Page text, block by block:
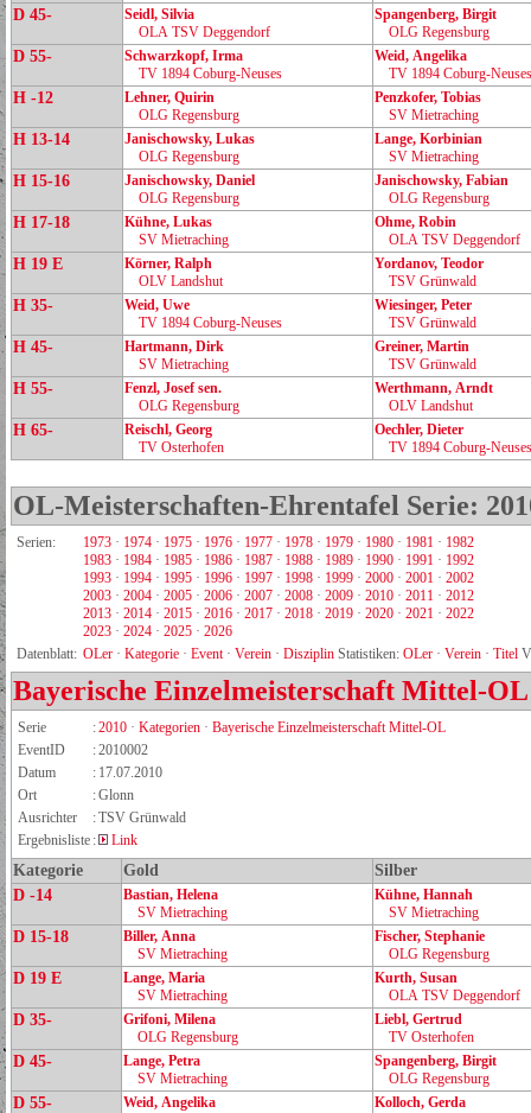
D 45-
Seidl, Silvia
OLA TSV Deggendorf
Spangenberg, Birgit
OLG Regensburg
D 55-
Schwarzkopf, Irma
TV 1894 Coburg‑Neuses
Weid, Angelika
TV 1894 Coburg‑Neuses
H -12
Lehner, Quirin
OLG Regensburg
Penzkofer, Tobias
SV Mietraching
H 13-14
Janischowsky, Lukas
OLG Regensburg
Lange, Korbinian
SV Mietraching
H 15-16
Janischowsky, Daniel
OLG Regensburg
Janischowsky, Fabian
OLG Regensburg
H 17-18
Kühne, Lukas
SV Mietraching
Ohme, Robin
OLA TSV Deggendorf
H 19 E
Körner, Ralph
OLV Landshut
Yordanov, Teodor
TSV Grünwald
H 35-
Weid, Uwe
TV 1894 Coburg‑Neuses
Wiesinger, Peter
TSV Grünwald
H 45-
Hartmann, Dirk
SV Mietraching
Greiner, Martin
TSV Grünwald
H 55-
Fenzl, Josef sen.
OLG Regensburg
Werthmann, Arndt
OLV Landshut
H 65-
Reischl, Georg
TV Osterhofen
Oechler, Dieter
TV 1894 Coburg‑Neuses
OL-Meisterschaften-Ehrentafel Serie:
Serien: 1973 · 1974 · 1975 · 1976 · 1977 · 1978 · 1979 · 1980 · 1981 · 1982
1983 · 1984 · 1985 · 1986 · 1987 · 1988 · 1989 · 1990 · 1991 · 1992
1993 · 1994 · 1995 · 1996 · 1997 · 1998 · 1999 · 2000 · 2001 · 2002
2003 · 2004 · 2005 · 2006 · 2007 · 2008 · 2009 · 2010 · 2011 · 2012
2013 · 2014 · 2015 · 2016 · 2017 · 2018 · 2019 · 2020 · 2021 · 2022
2023 · 2024 · 2025 · 2026
Datenblatt: OLer · Kategorie · Event· Verein · Disziplin Statistiken: OLer · Verein · Titel
Bayerische Einzelmeisterschaft Mittel-OL
Serie :2010 · Kategorien · Bayerische Einzelmeisterschaft Mittel-OL
EventID
:2010002
Datum
: 17.07.2010
Ort
:Glonn
Ausrichter
:TSV Grünwald
Ergebnisliste : Link
Kategorie Gold
Silber
D -14
Bastian, Helena
SV Mietraching
Kühne, Hannah
SV Mietraching
D 15-18
Biller, Anna
SV Mietraching
Fischer, Stephanie
OLG Regensburg
D 19 E
Lange, Maria
SV Mietraching
Kurth, Susan
OLA TSV Deggendorf
D 35-
Grifoni, Milena
OLG Regensburg
Liebl, Gertrud
TV Osterhofen
D 45-
Lange, Petra
SV Mietraching
Spangenberg, Birgit
OLG Regensburg
D 55-
Weid, Angelika
Kolloch, Gerda